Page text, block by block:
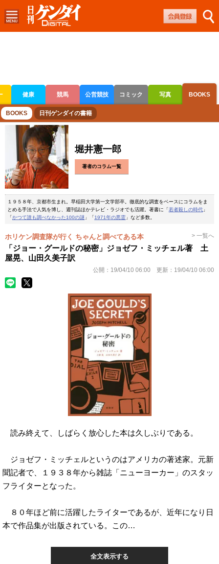
健康 競馬 公営競技 コミック 写真 BOOKS
ボートレース 競輪 オートレース
BOOKS 日刊ゲンダイの書籍
堀井憲一郎
著者のコラム一覧
１９５８年、京都市生まれ。早稲田大学第一文学部卒。徹底的な調査をベースにコラムをま
とめる手法で人気を博し、週刊誌ほかテレビ・ラジオでも活躍。著書に「若者殺しの時代 」
「かつて誰も調べなかった100の謎 」「1971年の悪霊 」など多数。
ホリケン調査隊が行く ちゃんと調べてある本 > 一覧へ
「ジョー・グールドの秘密」ジョゼフ・ミッチェル著 土
屋晃、山田久美子訳
公開： 19/04/10 06:00 更新： 19/04/10 06:00
読み終えて、しばらく放心した本は久しぶりである。
ジョゼフ・ミッチェルというのはアメリカの著述家。元新
聞記者で、１９３８年から雑誌「ニューヨーカー」のスタッ
フライターとなった。
８０年ほど前に活躍したライターであるが、近年になり日
本で作品集が出版されている。この…
全文表示する